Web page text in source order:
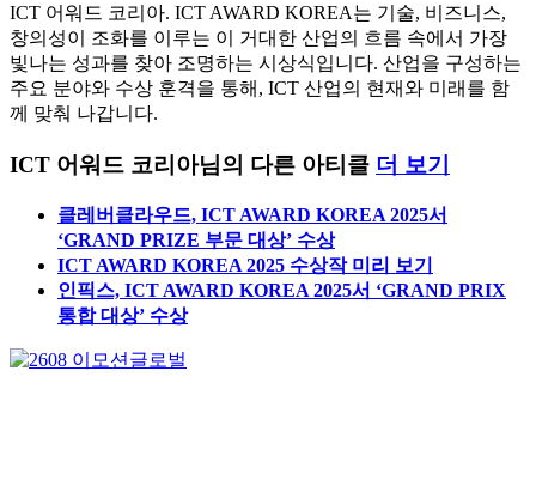
ICT 어워드 코리아. ICT AWARD KOREA는 기술, 비즈니스,
창의성이 조화를 이루는 이 거대한 산업의 흐름 속에서 가장
빛나는 성과를 찾아 조명하는 시상식입니다. 산업을 구성하는
주요 분야와 수상 훈격을 통해, ICT 산업의 현재와 미래를 함
께 맞춰 나갑니다.
ICT 어워드 코리아님의 다른 아티클 더 보기
클레버클라우드, ICT AWARD KOREA 2025서
‘GRAND PRIZE 부문 대상’ 수상
ICT AWARD KOREA 2025 수상작 미리 보기
인픽스, ICT AWARD KOREA 2025서 ‘GRAND PRIX
통합 대상’ 수상